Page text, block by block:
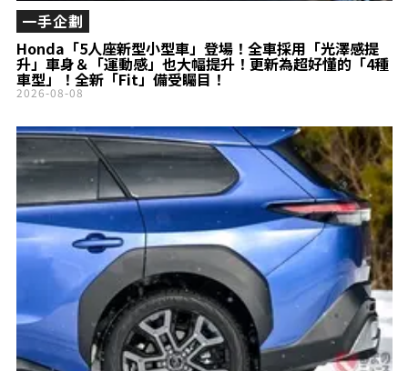
Honda「5人座新型小型車」登場！全車採用「光澤感提
升」車身＆「運動感」也大幅提升！更新為超好懂的「4種
車型」！全新「Fit」備受矚目！
一手企劃
2026-08-08